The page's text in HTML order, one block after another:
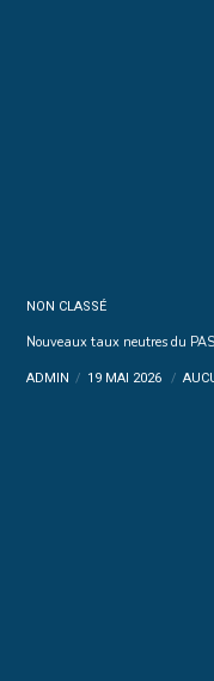
NON CLASSÉ
Nouveaux taux neutres du
ADMIN 19 MAI 2026